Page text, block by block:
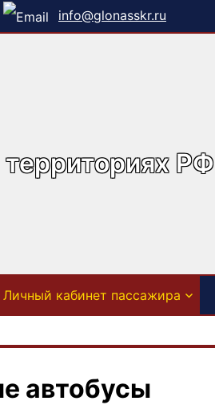
info@glonasskr.ru
РФ
Личный кабинет пассажира
автобусы